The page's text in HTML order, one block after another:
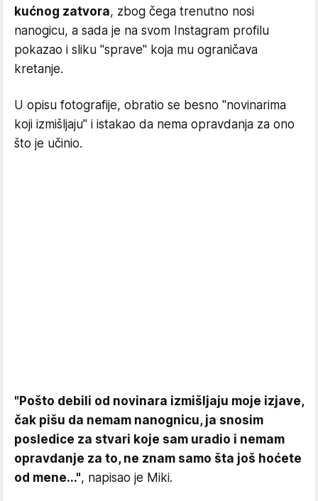
kućnog zatvora, zbog čega trenutno nosi
nanogicu, a sada je na svom Instagram profilu
pokazao i sliku "sprave" koja mu ograničava
kretanje.
U opisu fotografije, obratio se besno "novinarima
koji izmišljaju" i istakao da nema opravdanja za ono
što je učinio.
"Pošto debili od novinara izmišljaju moje izjave,
čak pišu da nemam nanognicu, ja snosim
posledice za stvari koje sam uradio i nemam
opravdanje za to, ne znam samo šta još hoćete
od mene...", napisao je Miki.